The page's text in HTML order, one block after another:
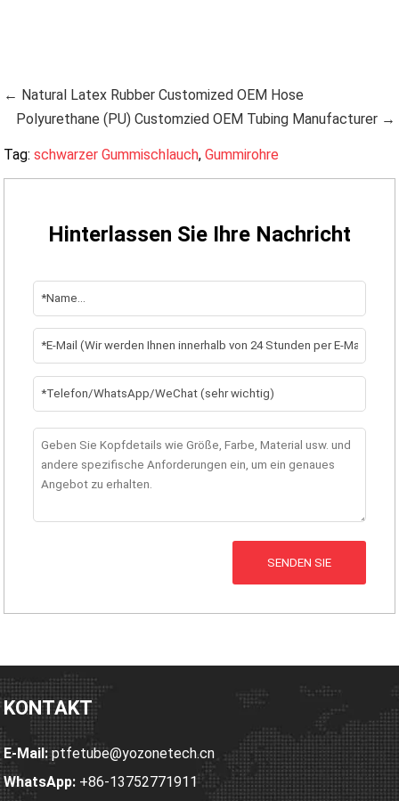
← Natural Latex Rubber Customized OEM Hose
Polyurethane (PU) Customzied OEM Tubing Manufacturer →
Tag:schwarzer Gummischlauch,Gummirohre
Hinterlassen Sie Ihre Nachricht
SENDEN SIE
KONTAKT
E-Mail:ptfetube@yozonetech.cn
WhatsApp: +86-13752771911